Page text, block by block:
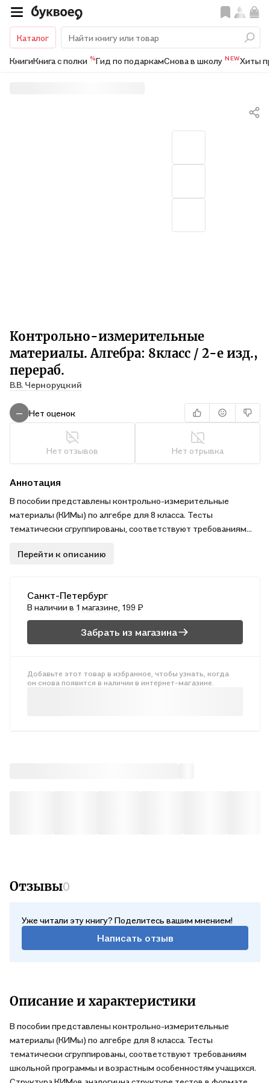
Каталог
КнигиКнига с полки %Гид по подаркамСнова в школу NEWХиты
Контрольно-измерительные
материалы. Алгебра: 8класс / 2-е изд.,
перераб.
В.В. Черноруцкий
— Нет оценок
Нет отзывов Нет отрывка
Аннотация
В пособии представлены контрольно-измерительные
материалы (КИМы) по алгебре для 8 класса. Тесты
тематически сгруппированы, соответствуют требованиям
Структура КИМов аналогична структуре тестов в формате
предложены тексты самостоятельных и контрольных работ,
а также ключи к тестам. .Издание адресовано учителям,
Перейти к описанию
Санкт-Петербург
В наличиив 1 магазине , 199 ₽
Забрать из магазина
Добавьте этот товар в избранное, чтобы узнать, когда
он снова появится в наличии в интернет-магазине.
Отзывы0
Уже читали эту книгу? Поделитесь вашим мнением!
Написать отзыв
Описание и характеристики
В пособии представлены контрольно-измерительные
материалы (КИМы) по алгебре для 8 класса. Тесты
тематически сгруппированы, соответствуют требованиям
школьной программы и возрастным особенностям учащихся.